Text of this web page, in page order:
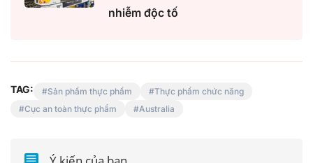
nhiễm độc tố
TAG: Sản phẩm thực phẩm
Thực phẩm chức năng
Cục an toàn thực phẩm
Australia